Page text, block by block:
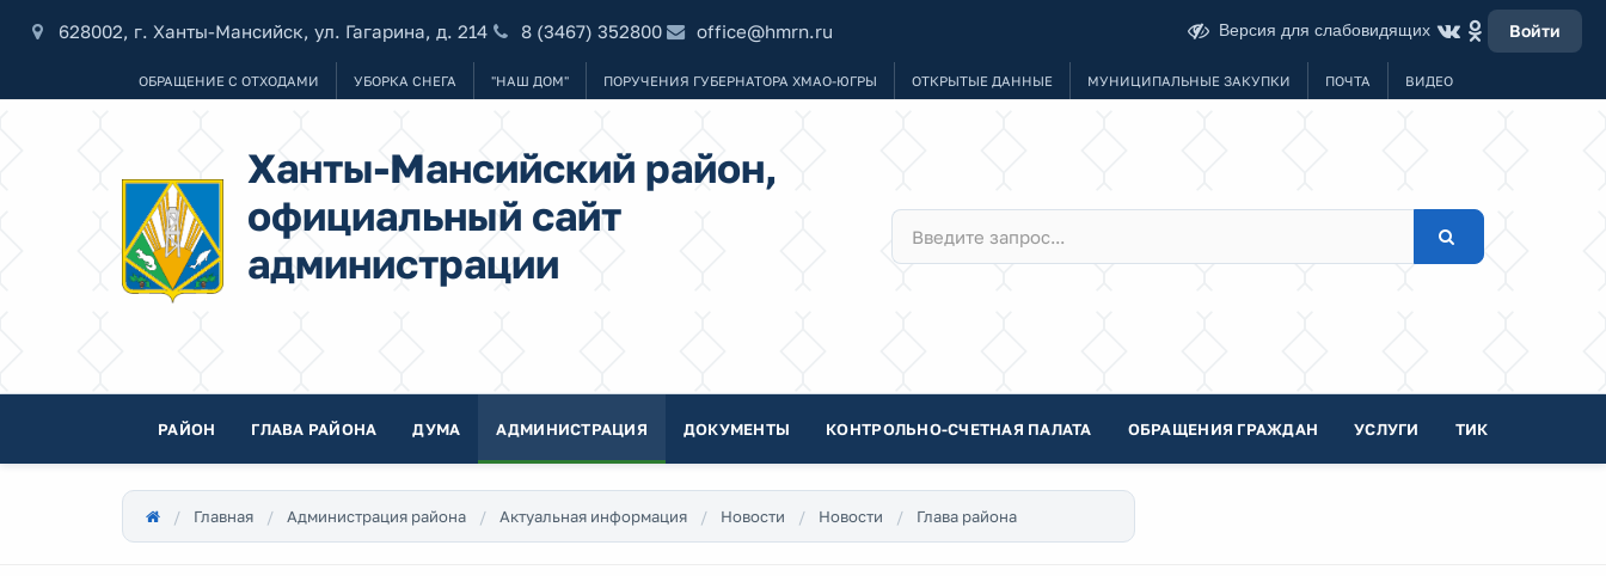
628002, г. Ханты-Мансийск, ул. Гагарина, д. 214 8 (3467) 352800 office@hmrn.ru Версия для слабовидящих Войти
ОБРАЩЕНИЕ С ОТХОДАМИ УБОРКА СНЕГА "НАШ ДОМ" ПОРУЧЕНИЯ ГУБЕРНАТОРА ХМАО-ЮГРЫ ОТКРЫТЫЕ ДАННЫЕ МУНИЦИПАЛЬНЫЕ ЗАКУПКИ ПОЧТА ВИДЕО
Ханты-Мансийский район,
официальный сайт
администрации
РАЙОН ГЛАВА РАЙОНА ДУМА АДМИНИСТРАЦИЯ ДОКУМЕНТЫ КОНТРОЛЬНО-СЧЕТНАЯ ПАЛАТА ОБРАЩЕНИЯ ГРАЖДАН УСЛУГИ ТИК
Главная Администрация района Актуальная информация Новости Новости Глава района